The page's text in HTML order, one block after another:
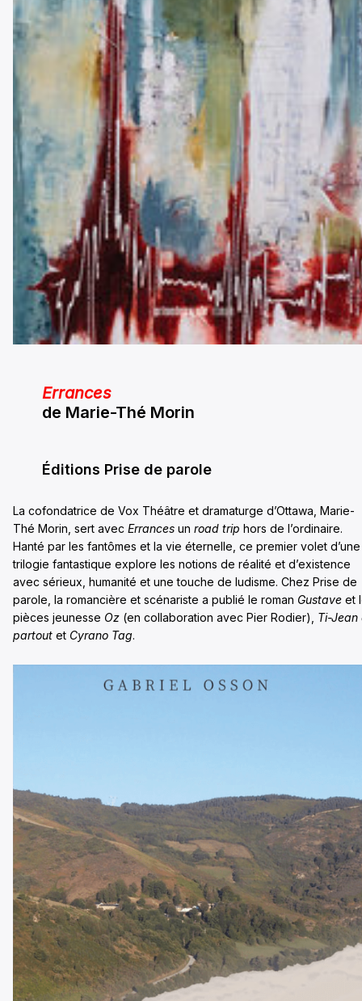
Errances
de Marie-Thé Morin
Éditions Prise de parole
La cofondatrice de Vox Théâtre et dramaturge d’Ottawa, Marie-
Thé Morin, sert avec Errances un road trip hors de l’ordinaire.
Hanté par les fantômes et la vie éternelle, ce premier volet d’une
trilogie fantastique explore les notions de réalité et d’existence
avec sérieux, humanité et une touche de ludisme. Chez Prise de
parole, la romancière et scénariste a publié le roman Gustave et
pièces jeunesse Oz (en collaboration avec Pier Rodier), Ti-Jean
partout et Cyrano Tag.